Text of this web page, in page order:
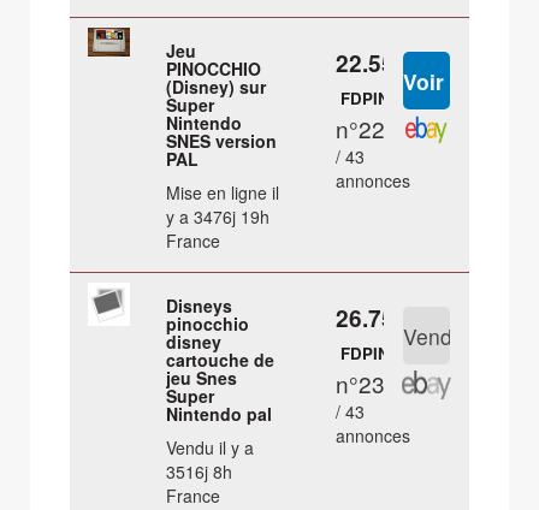
Jeu
PINOCCHIO
(Disney) sur
Super
Nintendo
SNES version
PAL
Mise en ligne il
y a 3476j 19h
France
22.55 €
FDPIN
n°22
/ 43
annonces
Disneys
pinocchio
disney
cartouche de
jeu Snes
Super
Nintendo pal
Vendu il y a
3516j 8h
France
26.75 €
FDPIN
n°23
/ 43
annonces